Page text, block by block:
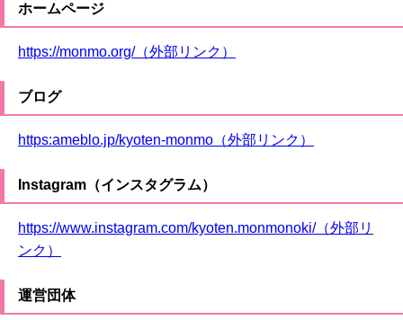
ホームページ
https://monmo.org/（外部リンク）
ブログ
https:ameblo.jp/kyoten-monmo（外部リンク）
Instagram（インスタグラム）
https://www.instagram.com/kyoten.monmonoki/（外部リ
ンク）
運営団体